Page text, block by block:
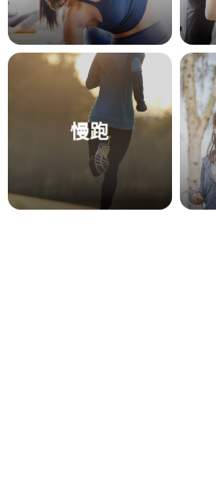
慢跑